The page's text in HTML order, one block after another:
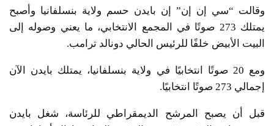
وقالت “سي إن إن” إن بايدن حسم ولاية بنسلفانيا وأصبح
يمتلك 273 صوتًا في المجمع الانتخابي، ما يعني وصوله إلى
البيت الأبيض خلفًا للرئيس الحالي دونالد ترامب.
ومع 20 صوتًا انتخابيًا في ولاية بنسلفانيا، يمتلك بايدن الآن
إجمالي 273 صوتًا انتخابيًا.
قبل أن يصبح المرشح الديمقراطي للرئاسة، شغل بايدن